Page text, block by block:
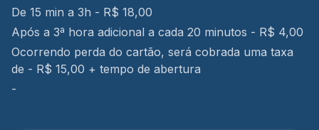
De 15 min a 3h - R$ 18,00
Após a 3ª hora adicional a cada 20 minutos - R$ 4,00
Ocorrendo perda do cartão, será cobrada uma taxa
de - R$ 15,00 + tempo de abertura
-